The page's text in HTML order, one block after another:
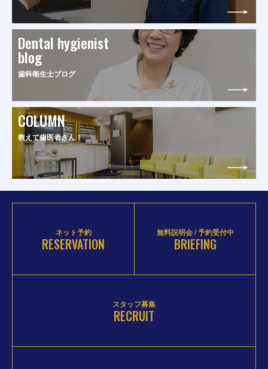
Dental hygienist
blog
歯科衛生士ブログ
COLUMN
教えて歯医者さん！
ネット予約
RESERVATION
無料説明会 / 予約受付中
BRIEFING
スタッフ募集
RECRUIT